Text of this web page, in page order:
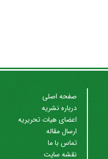
صفحه اصلی
درباره نشریه
اعضای هیات تحریریه
ارسال مقاله
تماس با ما
نقشه سایت